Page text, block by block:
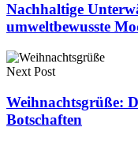
Nachhaltige
umweltbewusste
Next Post
Weihnachtsgrüße:
Botschaften